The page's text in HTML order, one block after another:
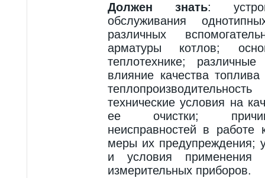
Должен знать:
обслуживания
различных
арматуры котлов;
теплотехнике;
влияние качества
технические условия на
ее очистки;
неисправностей в работе
меры их предупреждения;
и условия применения
измерительных приборов.